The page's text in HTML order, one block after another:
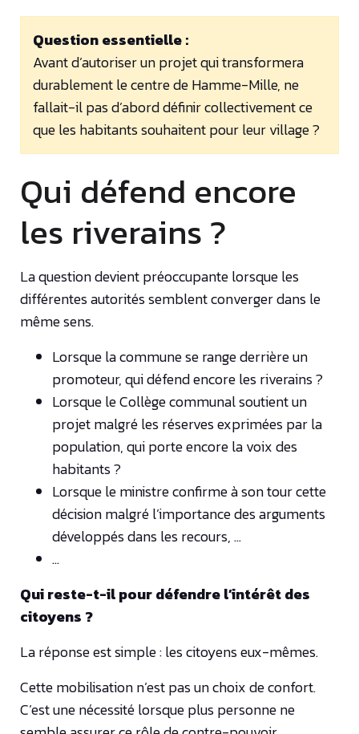
Question essentielle :
Avant d’autoriser un projet qui transformera
durablement le centre de Hamme-Mille, ne
fallait-il pas d’abord définir collectivement ce
que les habitants souhaitent pour leur village ?
Qui défend encore
les riverains ?
La question devient préoccupante lorsque les
différentes autorités semblent converger dans le
même sens.
Lorsque la commune se range derrière un
promoteur, qui défend encore les riverains ?
Lorsque le Collège communal soutient un
projet malgré les réserves exprimées par la
population, qui porte encore la voix des
habitants ?
Lorsque le ministre confirme à son tour cette
décision malgré l’importance des arguments
développés dans les recours, …
…
Qui reste-t-il pour défendre l’intérêt des
citoyens ?
La réponse est simple : les citoyens eux-mêmes.
Cette mobilisation n’est pas un choix de confort.
C’est une nécessité lorsque plus personne ne